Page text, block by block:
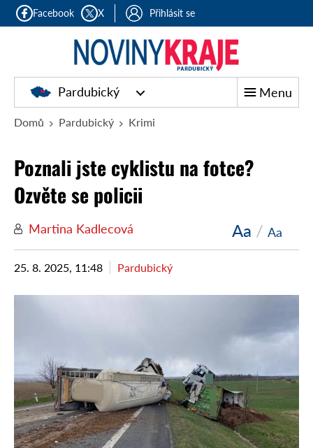
Facebook X Přihlásit se
Pardubický Menu
Domů Pardubický Krimi
Poznali jste cyklistu na fotce?
Ozvěte se policii
Martina Kadlecová Aa / Aa
25. 8. 2025, 11:48 Pardubický